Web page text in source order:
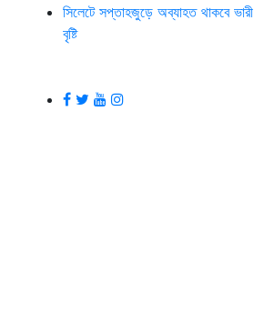
সিলেটে সপ্তাহজুড়ে অব্যাহত থাকবে ভারী
বৃষ্টি